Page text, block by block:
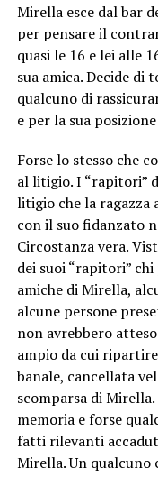
Mirella esce dal bar
per pensare il
quasi le 16 e lei alle
sua amica. Decide di
qualcuno di
e per la sua
Forse lo stesso che
al litigio. I “rapitori”
litigio che la ragazza
con il suo fidanzato
Circostanza vera.
dei suoi “rapitori”
amiche di Mirella,
alcune persone
non avrebbero
ampio da cui
banale, cancellata
scomparsa di
memoria e forse
fatti rilevanti
Mirella. Un qualcuno